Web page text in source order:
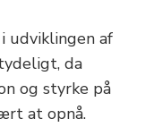
udviklingen af
da
og styrke på
at opnå.